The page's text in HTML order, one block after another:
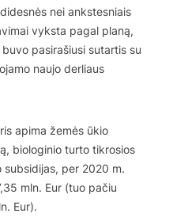
nei ankstesniais
vyksta pagal planą,
pasirašiusi sutartis su
naujo derliaus
apima žemės ūkio
biologinio turto tikrosios
per 2020 m.
mln. Eur (tuo pačiu
Eur).